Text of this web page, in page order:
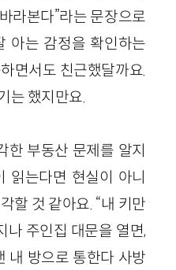
라본다”라는 문장으로
아는 감정을 확인하는
면서도 친근했달까요.
는 했지만요.
한 부동산 문제를 알지
읽는다면 현실이 아니
할 것 같아요. “내 키만
나 주인집 대문을 열면,
내 방으로 통한다 사방